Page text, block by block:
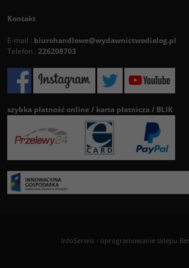
Kontakt
E-mail : biurohandlowe@wydawnictwodialog.pl
Telefon : 226208703
szybka płatność online / karta płatnicza / BLIK
InfoSerwis- oprogramowanie sklepu